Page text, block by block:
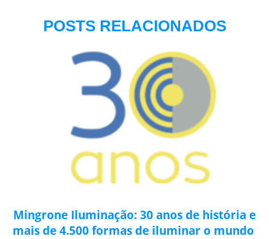
POSTS RELACIONADOS
Mingrone Iluminação: 30 anos de história e
mais de 4.500 formas de iluminar o mundo